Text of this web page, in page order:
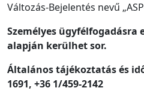
Változás-Bejelentés nevű
Személyes ügyfélfogadásra
alapján kerülhet sor.
Általános tájékoztatás és
1691, +36 1/459-2142